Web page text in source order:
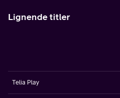
Lignende titler
Telia Play